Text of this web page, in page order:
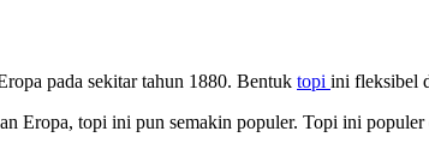
pada sekitar tahun 1880. Bentuk topi ini fleksibel
Eropa, topi ini pun semakin populer. Topi ini